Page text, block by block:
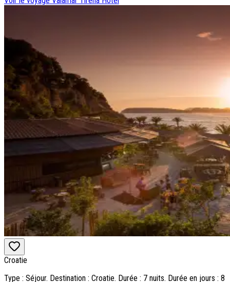
Croatie
Type : Séjour. Destination : Croatie. Durée : 7 nuits. Durée en jours : 8